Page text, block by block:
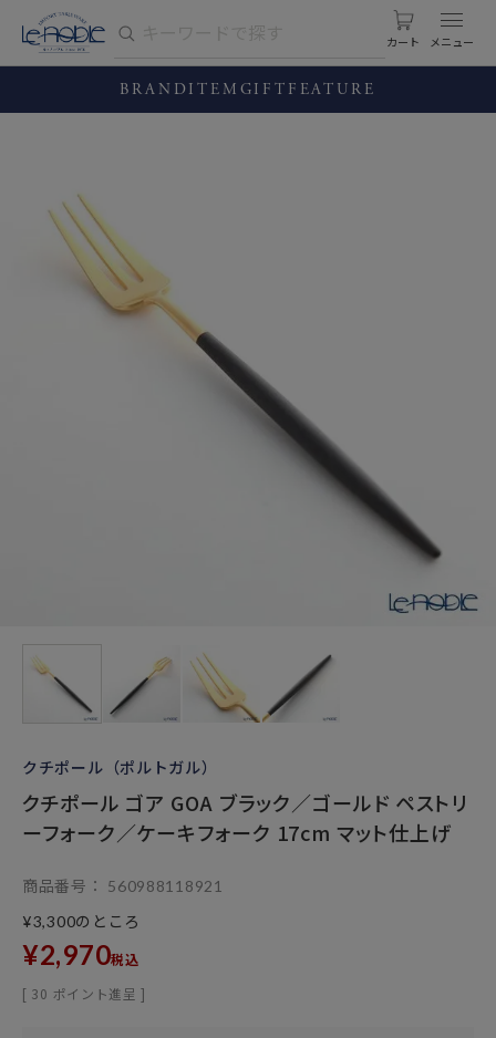
カート
BRANDITEM GIFT FEATURE
クチポール（ポルトガル）
クチポール ゴア GOA ブラック／ゴールド ペストリ
ーフォーク／ケーキフォーク 17cm マット仕上げ
商品番号
560988118921
¥3,300のところ
¥2,970税込
[ 30 ポイント進呈 ]